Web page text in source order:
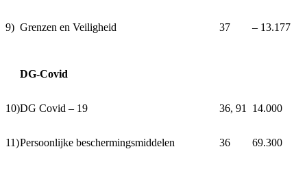
9) Grenzen en Veiligheid 37 ‒ 13.177
DG-Covid
10)DG Covid ‒ 19 36, 91 14.000
11)Persoonlijke beschermingsmiddelen 36 69.300